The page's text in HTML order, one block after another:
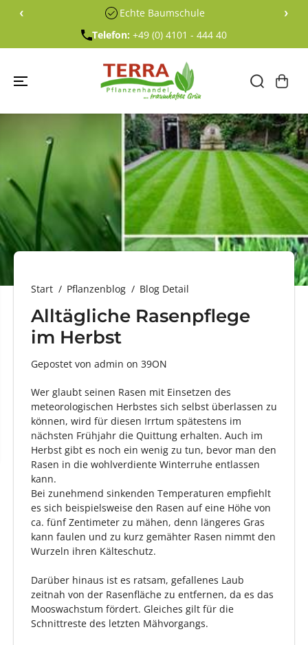
EN SIE ZU
‹ Echte Baumschule ›
Telefon: +49 (0) 4101 - 444 40
Start Pflanzenblog Blog Detail
Alltägliche Rasenpflege
im Herbst
Gepostet von admin on 39ON
Wer glaubt seinen Rasen mit Einsetzen des
meteorologischen Herbstes sich selbst überlassen zu
können, wird für diesen Irrtum spätestens im
nächsten Frühjahr die Quittung erhalten. Auch im
Herbst gibt es noch ein wenig zu tun, bevor man den
Rasen in die wohlverdiente Winterruhe entlassen
kann.
Bei zunehmend sinkenden Temperaturen empfiehlt
es sich beispielsweise den Rasen auf eine Höhe von
ca. fünf Zentimeter zu mähen, denn längeres Gras
kann faulen und zu kurz gemähter Rasen nimmt den
Wurzeln ihren Kälteschutz.
Darüber hinaus ist es ratsam, gefallenes Laub
zeitnah von der Rasenfläche zu entfernen, da es das
Mooswachstum fördert. Gleiches gilt für die
Schnittreste des letzten Mähvorgangs.